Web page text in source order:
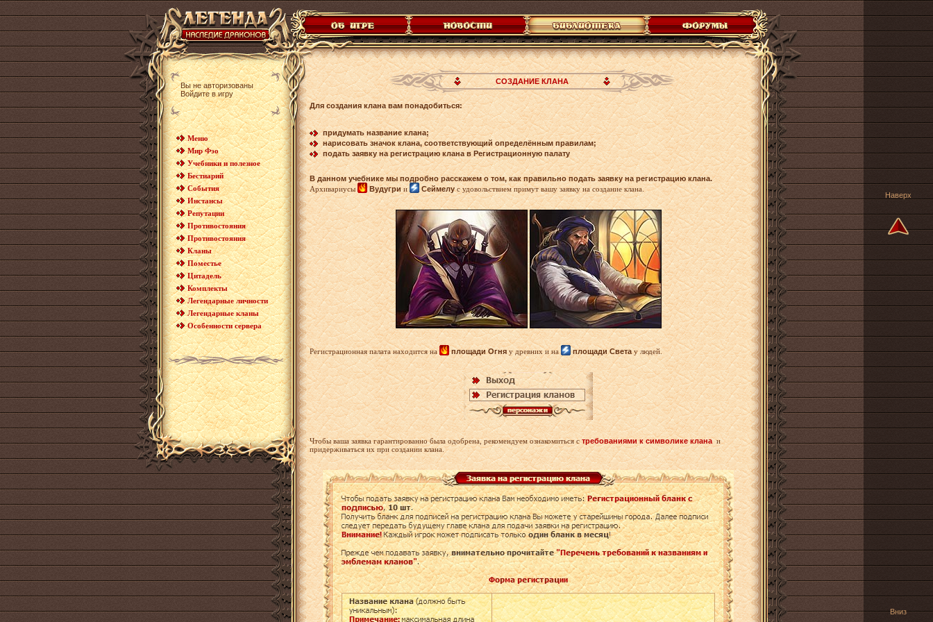
Наверх
Вниз
Вы не авторизованы
Войдите в игру
Меню
Мир Фэо
Учебники и полезное
Бестиарий
События
Инстансы
Репутации
Противостояния
Противостояния
Кланы
Поместье
Цитадель
Комплекты
Легендарные личности
Легендарные кланы
Особенности сервера
СОЗДАНИЕ КЛАНА
Для создания клана вам понадобиться:
придумать название клана;
нарисовать значок клана, соответствующий определённым правилам;
подать заявку на регистрацию клана в Регистрационную палату
В данном учебнике мы подробно расскажем о том, как правильно подать заявку на регистрацию клана.
Архивариусы
Вудугрии Сеймелус удовольствием примут вашу заявку на создание клана.
Регистрационная палата находится на площади Огняу древних и на площади Светау людей.
Чтобы ваша заявка гарантированно была одобрена, рекомендуем ознакомиться стребованиями к символике кланаи
придерживаться их при создании клана.